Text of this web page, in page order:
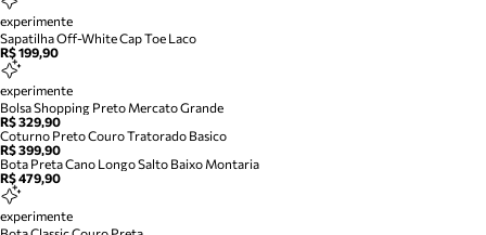
experimente
Sapatilha Off-White Cap Toe Laco
R$ 199,90
experimente
Bolsa Shopping Preto Mercato Grande
R$ 329,90
Coturno Preto Couro Tratorado Basico
R$ 399,90
Bota Preta Cano Longo Salto Baixo Montaria
R$ 479,90
experimente